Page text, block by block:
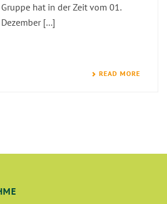
Gruppe hat in der Zeit vom 01.
[...]
READ MORE